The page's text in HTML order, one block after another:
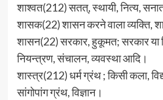
शाश्वत(212) सतत्, स्थायी, नित्य,
शासक(22) शासन करने वाला व्यक्ति,
शासन(22) सरकार, हुकूमत; सरकार या
नियन्त्रण, संचालन, व्यवस्था आदि।
शास्त्र(212) धर्म ग्रंथ ; किसी कला,
सांगोपांग ग्रंथ, विज्ञान।